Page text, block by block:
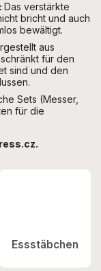
Das verstärkte
bricht und auch
bewältigt.
aus
für den
sind und den
Sets (Messer,
für die
Essstäbchen